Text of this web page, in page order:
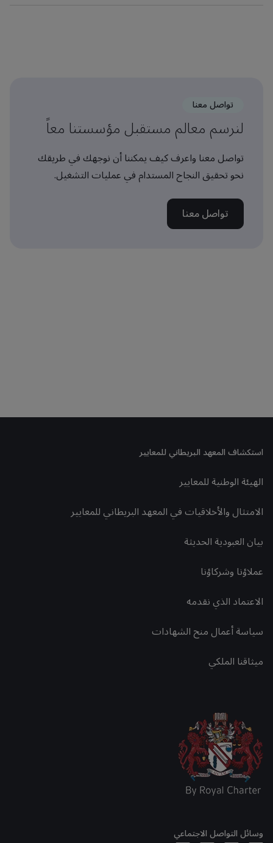
تواصل معنا
لنرسم معالم مستقبل مؤسستنا معاً
تواصل معنا واعرف كيف يمكننا أن نوجهك في طريقك
نحو تحقيق النجاح المستدام في عمليات التشغيل.
تواصل معنا
استكشاف المعهد البريطاني للمعايير
الهيئة الوطنية للمعايير
الامتثال والأخلاقيات في المعهد البريطاني للمعايير
بيان العبودية الحديثة
عملاؤنا وشركاؤنا
الاعتماد الذي نقدمه
سياسة أعمال منح الشهادات
ميثاقنا الملكي
وسائل التواصل الاجتماعي